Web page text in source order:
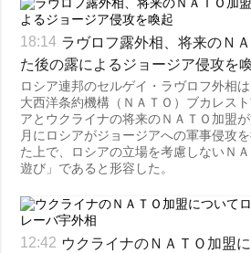
18:14 ラヴロフ露外相、将来のＮ
た後の露によるジョージア侵攻を
ロシア連邦のセルゲイ・ラヴロフ外相
大西洋条約機構（ＮＡＴＯ）ブカレス
アとウクライナの将来のＮＡＴＯ加盟
月にロシアがジョージアへの軍事侵攻
た上で、ロシアの立場を考慮しないＮ
遊び」であると形容した。
12:42 ウクライナのＮＡＴＯ加盟